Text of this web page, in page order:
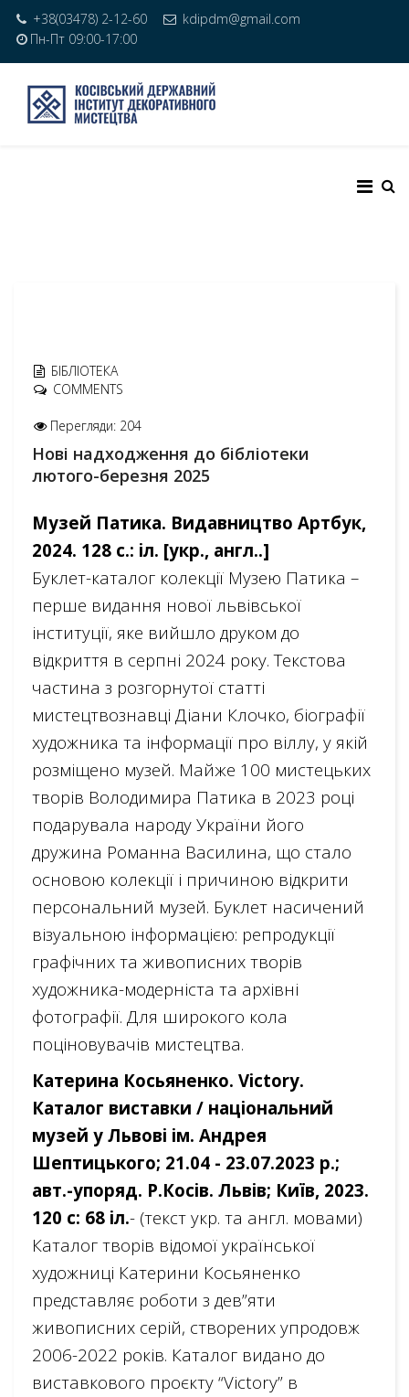
+38(03478) 2-12-60
kdipdm@gmail.com
Пн-Пт 09:00-17:00
БІБЛІОТЕКА
COMMENTS
Перегляди: 204
Нові надходження до бібліотеки
лютого-березня 2025
Музей Патика. Видавництво Артбук,
2024. 128 с.: іл. [укр., англ..]
Буклет-каталог колекції Музею Патика –
перше видання нової львівської
інституції, яке вийшло друком до
відкриття в серпні 2024 року. Текстова
частина з розгорнутої статті
мистецтвознавці Діани Клочко, біографії
художника та інформації про віллу, у якій
розміщено музей. Майже 100 мистецьких
творів Володимира Патика в 2023 році
подарувала народу України його
дружина Романна Василина, що стало
основою колекції і причиною відкрити
персональний музей. Буклет насичений
візуальною інформацією: репродукції
графічних та живописних творів
художника-модерніста та архівні
фотографії. Для широкого кола
поціновувачів мистецтва.
Катерина Косьяненко. Victory.
Каталог виставки / національний
музей у Львові ім. Андрея
Шептицького; 21.04 - 23.07.2023 р.;
авт.-упоряд. Р.Косів. Львів; Київ, 2023.
120 с: 68 іл.- (текст укр. та англ. мовами)
Каталог творів відомої української
художниці Катерини Косьяненко
представляє роботи з дев”яти
живописних серій, створених упродовж
2006-2022 років. Каталог видано до
виставкового проєкту “Victory” в